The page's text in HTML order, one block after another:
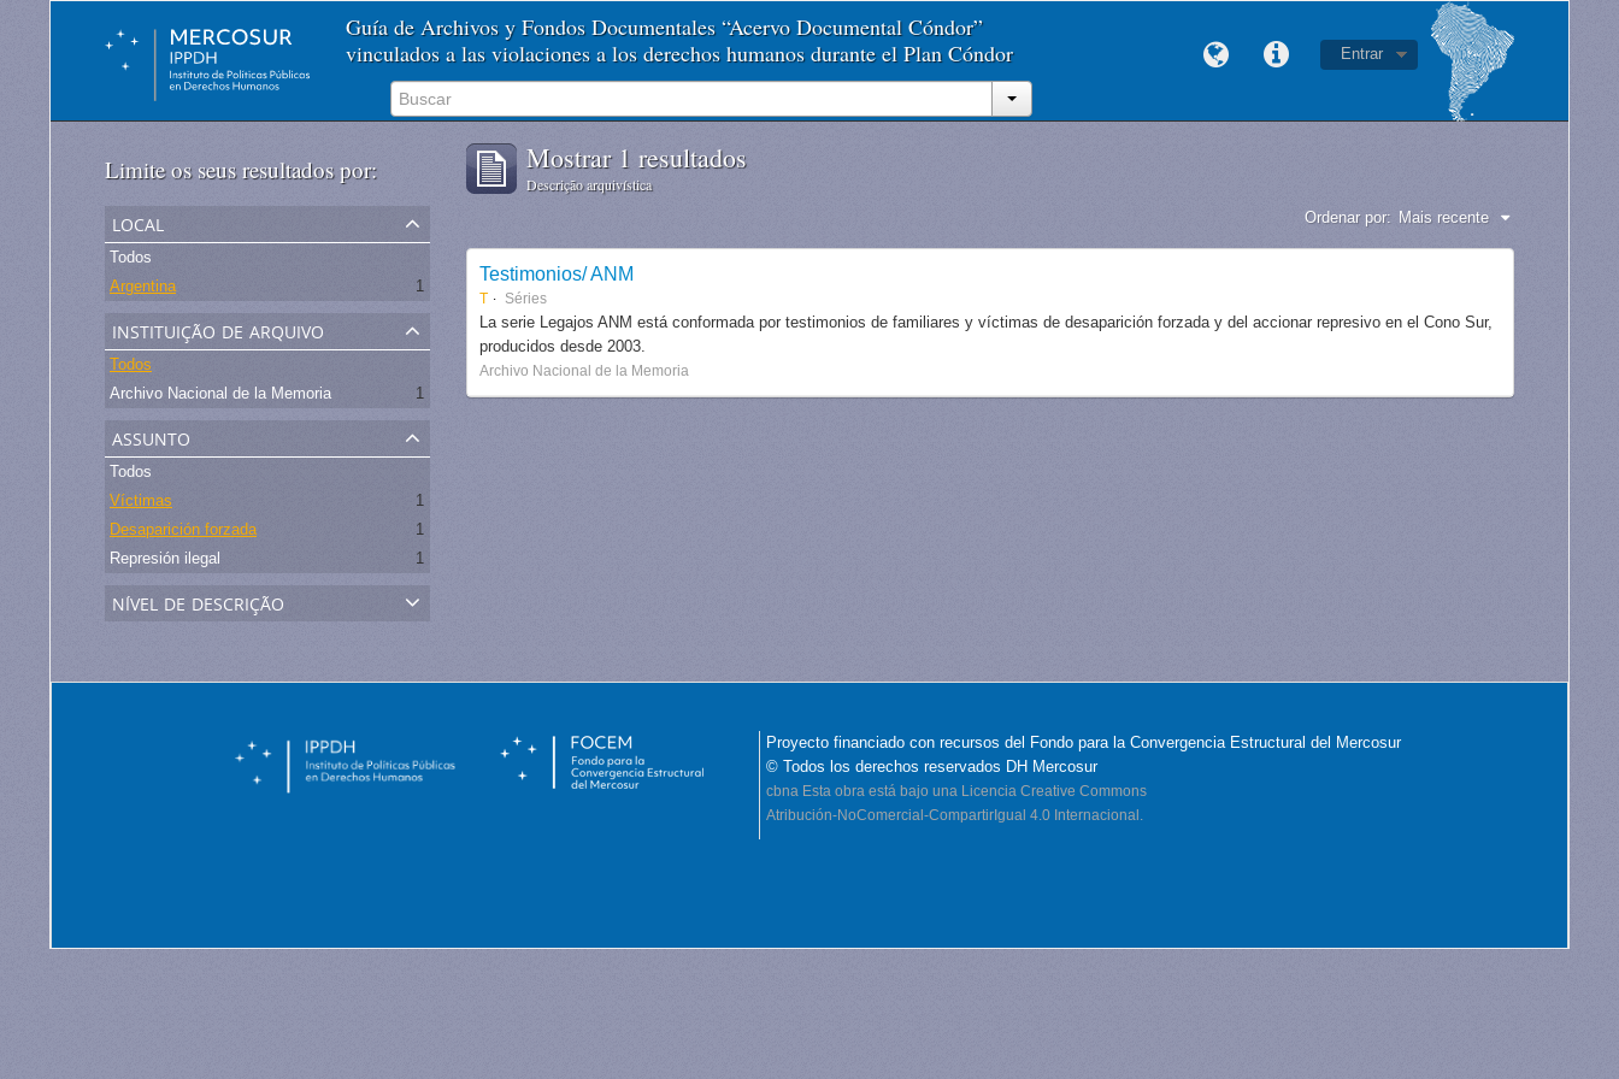
Guía de Archivos y Fondos Documentales “Acervo Documental Cóndor”
vinculados a las violaciones a los derechos humanos durante el Plan Cóndor
Entrar
Limite os seus resultados por:
local
Todos
Argentina
1
instituição de arquivo
Todos
Archivo Nacional de la Memoria
1
assunto
Todos
Víctimas
1
Desaparición forzada
1
Represión ilegal
1
nível de descrição
Mostrar 1 resultados
Descrição arquivística
Ordenar por: Mais recente
Testimonios/ ANM
T Séries
La serie Legajos ANM está conformada por testimonios de familiares y víctimas de desaparición forzada y del accionar represivo en el Cono Sur,
producidos desde 2003.
Archivo Nacional de la Memoria
Proyecto financiado con recursos del Fondo para la Convergencia Estructural del Mercosur
© Todos los derechos reservados DH Mercosur
cbna Esta obra está bajo una Licencia Creative Commons
Atribución-NoComercial-CompartirIgual 4.0 Internacional.